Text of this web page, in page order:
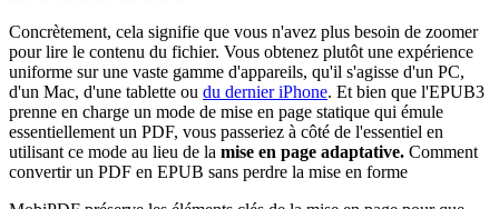
Concrètement, cela signifie que vous n'avez plus besoin de zoomer
pour lire le contenu du fichier. Vous obtenez plutôt une expérience
uniforme sur une vaste gamme d'appareils, qu'il s'agisse d'un PC,
d'un Mac, d'une tablette ou du dernier iPhone. Et bien que l'EPUB3
prenne en charge un mode de mise en page statique qui émule
essentiellement un PDF, vous passeriez à côté de l'essentiel en
utilisant ce mode au lieu de la mise en page adaptative. Comment
convertir un PDF en EPUB sans perdre la mise en forme